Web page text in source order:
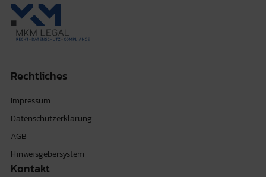
Rechtliches
Impressum
Datenschutzerklärung
AGB
Hinweisgebersystem
Kontakt